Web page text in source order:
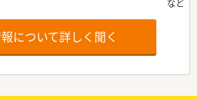
について詳しく聞く